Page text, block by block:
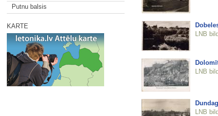
Putnu balsis
KARTE
LNB
LNB
LNB